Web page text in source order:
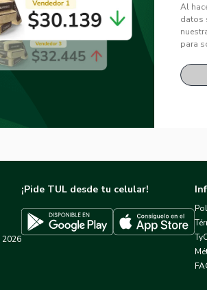
Al
datos
para
2026
¡Pide TUL desde tu celular!
Descargar TUL en Google PlayDescargar TUL en